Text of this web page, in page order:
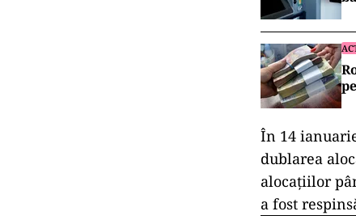
În 14
dublarea
alocațiilor
a fost